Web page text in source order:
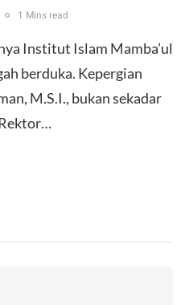
1 Mins read
Institut Islam Mamba’ul
berduka. Kepergian
M.S.I., bukan sekadar